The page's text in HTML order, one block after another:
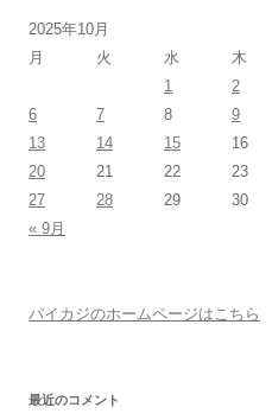
2025年10月
月
火 水 木
1
2
6
7 8 9
13
14 15 16
20
21 22 23
27
28 29 30
« 9月
パイカジのホームページはこちら
最近のコメント